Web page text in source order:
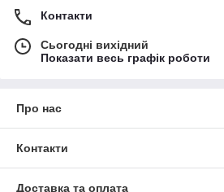
Контакти
Сьогодні вихідний
Показати весь графік роботи
Про нас
Контакти
Доставка та оплата